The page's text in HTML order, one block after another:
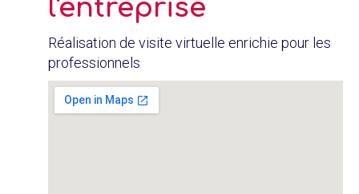
l'entreprise
Réalisation de visite virtuelle enrichie pour les
professionnels